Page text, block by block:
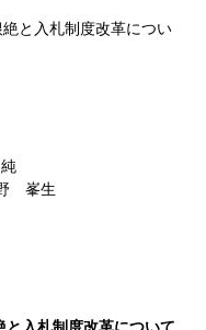
と入札制度改革につい
峯生
入札制度改革について